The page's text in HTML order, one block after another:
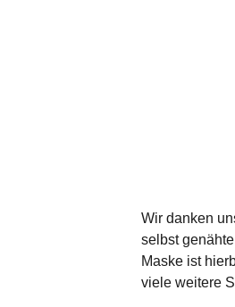
Wir danken
selbst
Maske ist
viele weitere